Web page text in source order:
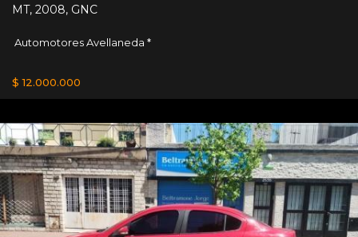
MT, 2008, GNC
Automotores Avellaneda *
$ 12.000.000